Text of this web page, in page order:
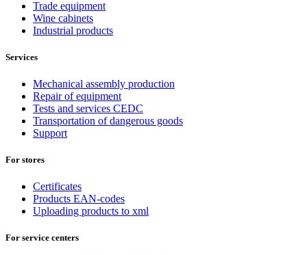
Trade equipment
Wine cabinets
Industrial products
Services
Mechanical assembly production
Repair of equipment
Tests and services CEDC
Transportation of dangerous goods
Support
For stores
Certificates
Products EAN-codes
Uploading products to xml
For service centers